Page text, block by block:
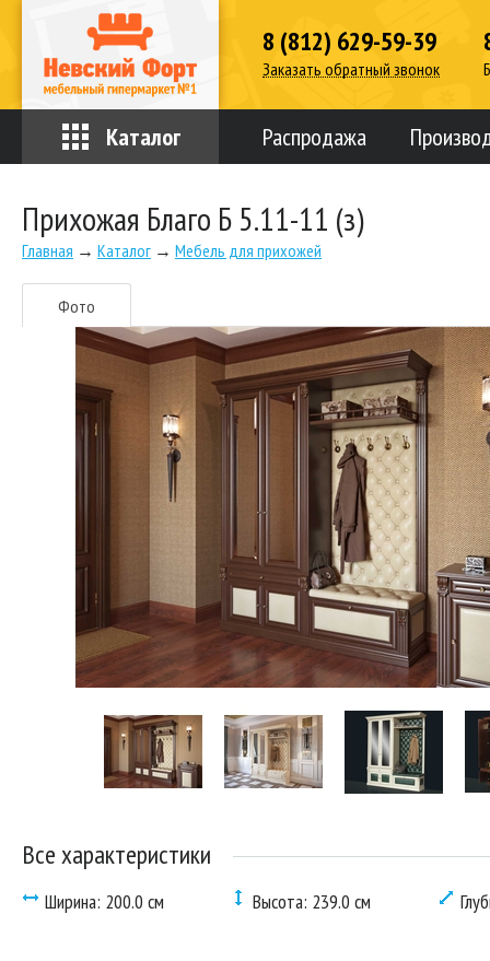
8 (812) 629-59-39
Заказать обратный звонок
Каталог Распродажа
Прихожая Благо Б 5.11-11 (з)
Главная → Каталог → Мебель для прихожей
Фото
Все характеристики
Ширина: 200.0 см Высота: 239.0 см